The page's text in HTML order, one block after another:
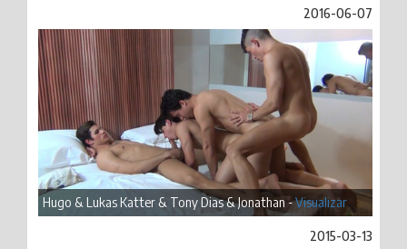
2016-06-07
Hugo & Lukas Katter & Tony Dias & Jonathan -Visualizar
2015-03-13